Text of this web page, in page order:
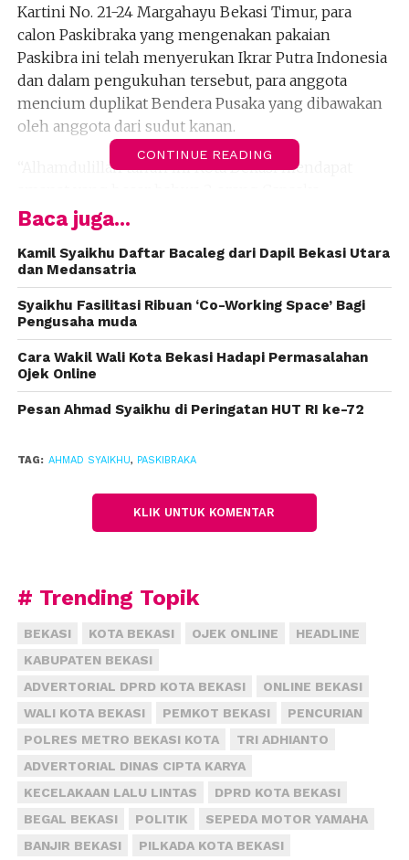
Kartini No. 21-24 Margahayu Bekasi Timur, para
calon Paskibraka yang mengenakan pakaian
Paskibra ini telah menyerukan Ikrar Putra Indonesia
dan dalam pengukuhan tersebut, para anggota
mencium duplikat Bendera Pusaka yang dibawakan
oleh anggota dari sudut kanan.
“Alhamdulillah tahun ini Kota Bekasi mendapat
Paskibraka Kota Bekasi terpilih untuk bertugas
menjadi Capaska di tingkat Nasional dan tingkat
Provinsi Jawa Barat,” kata Syaikhu.
Dua Capaska tersebut adalah Annisa Bulan Dewi dari
SMAN 5 Kota Bekasi untuk bertugas pada Upacara
Hari Proklamasi Kemerdekaan RI di tingkat Nasional
dan Capaska atas nama Irzan Faiq Ronazi dari SMA Al
– Azhar 4 sebagai petugas Capaska tingkat Provinsi
Jawa Barat.
“Kepada Orangtua atau wali dari anak-anak
terpilihnya sebagai Capaska Tahun 2017 dikarenakan
Paskibraka adalah pemuda yag terpilih dan
Menurut dia, menjadi Paskibraka tidaklah mudah,
dan harus melalui seleksi yang ketat dan yang
terbaiklah yang terpilih. Itu kata dia, hasil dari tekad
perjuangan anak-anak yang selalu berlatih secara
sungguh-sungguh sehingga terpilih menjadi
“Perlu anak-anakku ingat bahwa di pundak kalian
masih ada tugas berat yang harus kalian laksanakan,
yaitu sebagai Pasukan Pengibar Bendera pada
upacara yang akan dilaksanakan pada hari Kamis, 17
CONTINUE READING
Baca juga...
Kamil Syaikhu Daftar Bacaleg dari Dapil Bekasi Utara
dan Medansatria
Syaikhu Fasilitasi Ribuan ‘Co-Working Space’ Bagi
Pengusaha muda
Cara Wakil Wali Kota Bekasi Hadapi Permasalahan
Ojek Online
Pesan Ahmad Syaikhu di Peringatan HUT RI ke-72
TAG: AHMAD SYAIKHU, PASKIBRAKA
KLIK UNTUK KOMENTAR
# Trending Topik
BEKASI KOTA BEKASI OJEK ONLINE
HEADLINE
KABUPATEN BEKASI
ADVERTORIAL DPRD KOTA BEKASI
ONLINE BEKASI
WALI KOTA BEKASI
PEMKOT BEKASI
PENCURIAN
POLRES METRO BEKASI KOTA
TRI ADHIANTO
ADVERTORIAL DINAS CIPTA KARYA
KECELAKAAN LALU LINTAS
DPRD KOTA BEKASI
BEGAL BEKASI
POLITIK
SEPEDA MOTOR YAMAHA
BANJIR BEKASI
PILKADA KOTA BEKASI